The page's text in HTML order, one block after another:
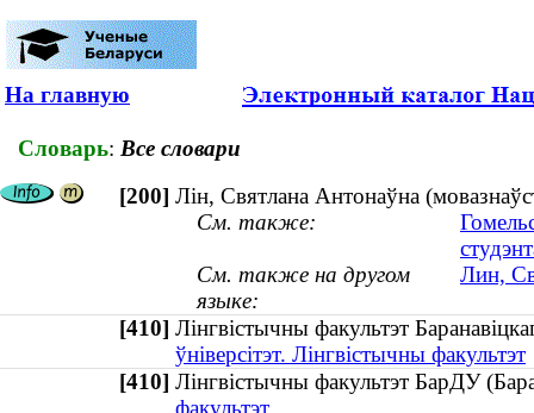
На главную
Словарь: Все словари
[200] Лін, Святлана Антонаўна
См. также:
См. также на другом
языке:
Лин,
[410] Лінгвістычны факультэт
ўніверсітэт. Лінгвістычны факультэт
[410] Лінгвістычны факультэт БарДУ